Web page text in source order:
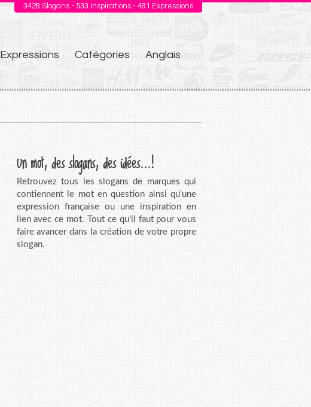
3428 Slogans - 533 Inspirations - 481 Expressions
Expressions Catégories Anglais
Un mot, des slogans, des idées...!
Retrouvez tous les slogans de marques qui
contiennent le mot en question ainsi qu'une
expression française ou une inspiration en
lien avec ce mot. Tout ce qu'il faut pour vous
faire avancer dans la création de votre propre
slogan.